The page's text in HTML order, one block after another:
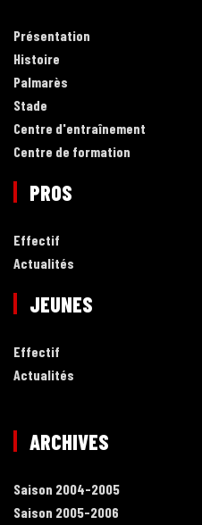
Présentation
Histoire
Palmarès
Stade
Centre d'entraînement
Centre de formation
PROS
Effectif
Actualités
JEUNES
Effectif
Actualités
ARCHIVES
Saison 2004-2005
Saison 2005-2006